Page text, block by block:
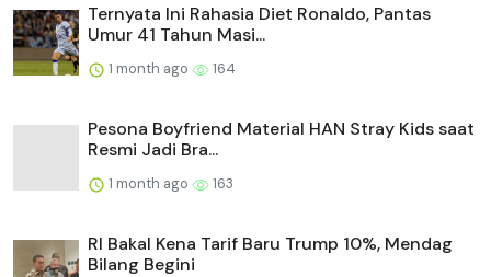
Ternyata Ini Rahasia Diet Ronaldo, Pantas
Umur 41 Tahun Masi...
1 month ago 164
Pesona Boyfriend Material HAN Stray Kids saat
Resmi Jadi Bra...
1 month ago 163
RI Bakal Kena Tarif Baru Trump 10%, Mendag
Bilang Begini